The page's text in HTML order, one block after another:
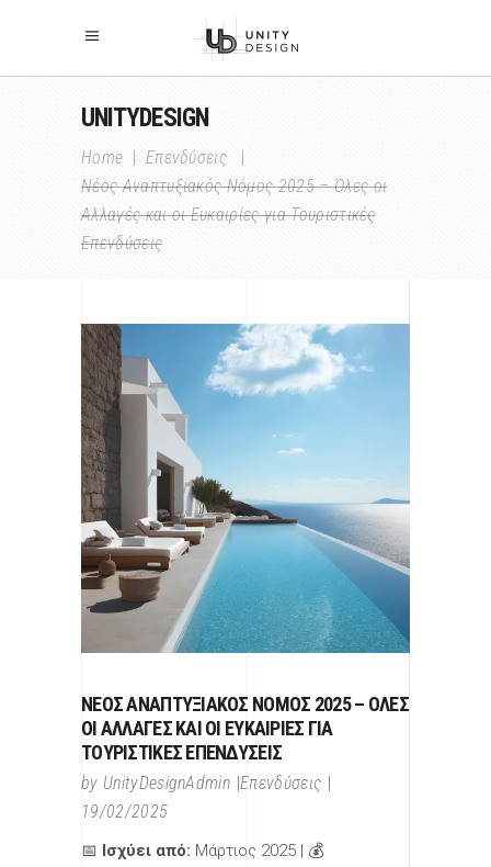
UNITYDESIGN
Home | Επενδύσεις
|
Νέος Αναπτυξιακός Νόμος 2025 – Όλες οι
Αλλαγές και οι Ευκαιρίες για Τουριστικές
Επενδύσεις
ΝΈΟΣ ΑΝΑΠΤΥΞΙΑΚΌΣ ΝΌΜΟΣ 2025 – ΌΛΕΣ
ΟΙ ΑΛΛΑΓΈΣ ΚΑΙ ΟΙ ΕΥΚΑΙΡΊΕΣ ΓΙΑ
ΤΟΥΡΙΣΤΙΚΈΣ ΕΠΕΝΔΎΣΕΙΣ
by UnityDesignAdmin Επενδύσεις
19/02/2025
📅 Ισχύει από: Μάρτιος 2025 | 💰